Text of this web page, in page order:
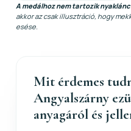
A medálhoz nem tartozik
akkor az csak illusztráció, hogy
esése.
Mit érdemes
Angyalszárny
anyagáról és